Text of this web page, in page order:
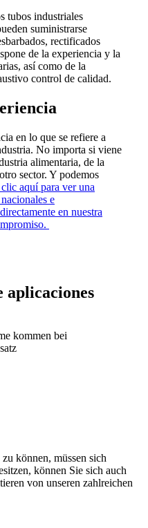
tubos industriales
suministrarse
rectificados
de la experiencia y la
así como de la
control de calidad.
en lo que se refiere a
No importa si viene
alimentaria, de la
sector. Y podemos
aquí para ver una
e
en nuestra
aplicaciones
können, müssen sich
können Sie sich auch
von unseren zahlreichen